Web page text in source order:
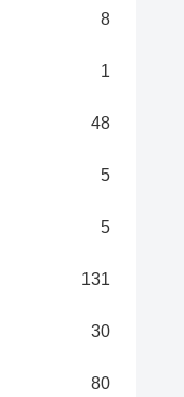
8
1
48
5
5
131
30
80